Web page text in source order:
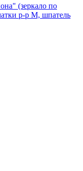
(зеркало по
р-р М, шпатель